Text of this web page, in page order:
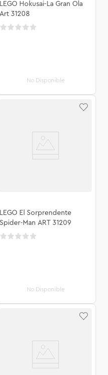
LEGO Hokusai-La Gran Ola
Art 31208
LEGO El Sorprendente
Spider-Man ART 31209